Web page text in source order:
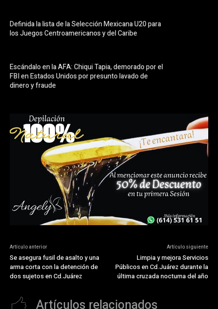
Definida la lista de la Selección Mexicana U20 para
los Juegos Centroamericanos y del Caribe
Escándalo en la AFA: Chiqui Tapia, demorado por el
FBI en Estados Unidos por presunto lavado de
dinero y fraude
Artículo anterior
Se asegura fusil de asalto y una
arma corta con la detención de
dos sujetos en Cd.Juárez
Artículo siguiente
Limpia y mejora Servicios
Públicos en Cd.Juárez durante la
última cruzada nocturna del año